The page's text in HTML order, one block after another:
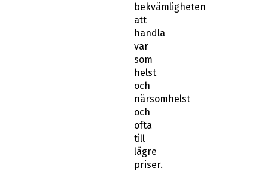
bekvämligheten
att
handla
var
som
helst
och
närsomhelst
och
ofta
till
lägre
priser.